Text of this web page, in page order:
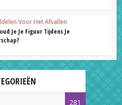
Voor Het Afvallen
Je Je Figuur Tijdens Je
281